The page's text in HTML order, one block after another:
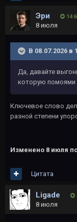
Эри 14
8 июля
В 08.07.2026 в
Да, давайте
которую помоями
Ключевое слово
разной степени
Изменено 8 июля
Цитата
Ligade
8 июля